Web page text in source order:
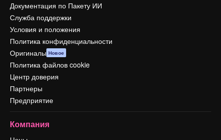
Документация по Пакету ИИ
Служба поддержки
Условия и положения
Политика конфиденциальности
Оригиналы Новое
Политика файлов cookie
Центр доверия
Партнеры
Предприятие
Компания